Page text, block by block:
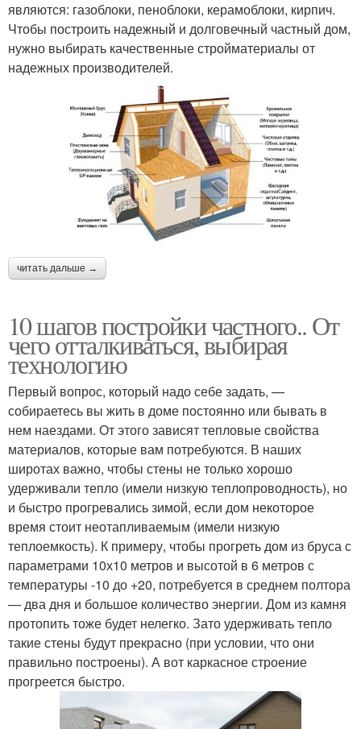
являются: газоблоки, пеноблоки, керамоблоки, кирпич.
Чтобы построить надежный и долговечный частный дом,
нужно выбирать качественные стройматериалы от
надежных производителей.
читать дальше →
10 шагов постройки частного.. От
чего отталкиваться, выбирая
технологию
Первый вопрос, который надо себе задать, —
собираетесь вы жить в доме постоянно или бывать в
нем наездами. От этого зависят тепловые свойства
материалов, которые вам потребуются. В наших
широтах важно, чтобы стены не только хорошо
удерживали тепло (имели низкую теплопроводность), но
и быстро прогревались зимой, если дом некоторое
время стоит неотапливаемым (имели низкую
теплоемкость). К примеру, чтобы прогреть дом из бруса с
параметрами 10х10 метров и высотой в 6 метров с
температуры -10 до +20, потребуется в среднем полтора
— два дня и большое количество энергии. Дом из камня
протопить тоже будет нелегко. Зато удерживать тепло
такие стены будут прекрасно (при условии, что они
правильно построены). А вот каркасное строение
прогреется быстро.